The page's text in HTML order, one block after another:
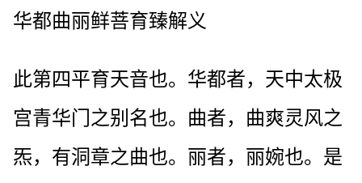
华都曲丽鲜菩育臻解义
此第四平育天音也。华都者，天中太极
宫青华门之别名也。曲者，曲爽灵风之
炁，有洞章之曲也。丽者，丽婉也。是